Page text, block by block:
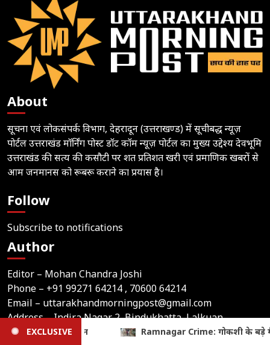
About
सूचना एवं लोकसंपर्क विभाग, देहरादून (उत्तराखण्ड) में सूचीबद्ध न्यूज़
पोर्टल उत्तराखंड मॉर्निंग पोस्ट डॉट कॉम न्यूज़ पोर्टल का मुख्य उद्देश्य देवभूमि
उत्तराखंड की सत्य की कसौटी पर शत प्रतिशत खरी एवं प्रमाणिक खबरों से
आम जनमानस को रूबरू कराने का प्रयास है।
Follow
Subscribe to notifications
Author
Editor – Mohan Chandra Joshi
Phone – +91 99271 64214 , 70600 64214
Email – uttarakhandmorningpost@gmail.com
Address – Indira Nagar 2, Bindukhatta, Lalkuan
(Nainital), Uttarakhand
EXCLUSIVE
गोकशी के बड़े गैंग का खुलासा, दो आरोपी गिरफ्तार; 120 किलो प्रतिबंधित